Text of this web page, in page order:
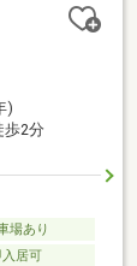
)
歩2分
場あり
入居可